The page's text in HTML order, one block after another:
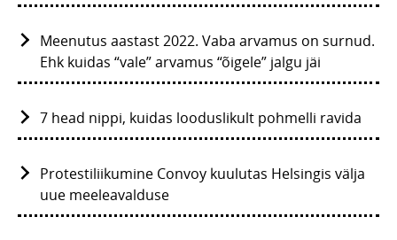
Meenutus aastast 2022. Vaba arvamus on surnud.
Ehk kuidas “vale” arvamus “õigele” jalgu jäi
7 head nippi, kuidas looduslikult pohmelli ravida
Protestiliikumine Convoy kuulutas Helsingis välja
uue meeleavalduse